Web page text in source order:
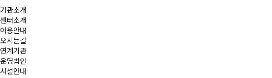
기관소개
센터소개
이용안내
오시는길
연계기관
운영법인
시설안내